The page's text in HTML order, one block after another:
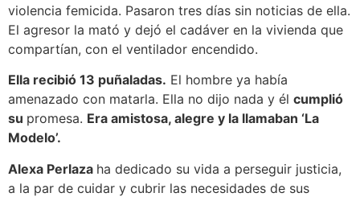
violencia femicida. Pasaron tres días sin noticias de ella.
El agresor la mató y dejó el cadáver en la vivienda que
compartían, con el ventilador encendido.
Ella recibió 13 puñaladas. El hombre ya había
amenazado con matarla. Ella no dijo nada y él cumplió
su promesa. Era amistosa, alegre y la llamaban ‘La
Modelo’.
Alexa Perlaza ha dedicado su vida a perseguir justicia,
a la par de cuidar y cubrir las necesidades de sus